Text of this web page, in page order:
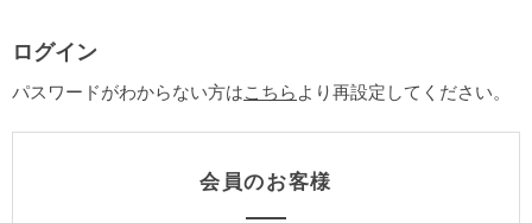
ログイン
パスワードがわからない方はこちら より再設定してください。
会員のお客様